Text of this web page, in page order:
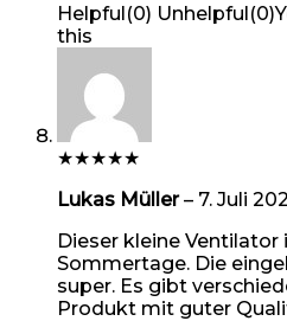
Helpful(0) Unhelpful(0)
this
★★★★★
Lukas Müller– 7. Juli
Dieser kleine
Sommertage. Die
super. Es gibt
Produkt mit guter